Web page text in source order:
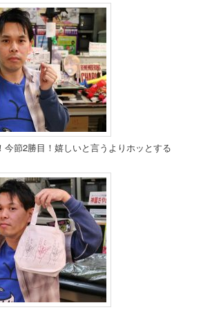
今節2勝目！嬉しいと言うよりホッとする